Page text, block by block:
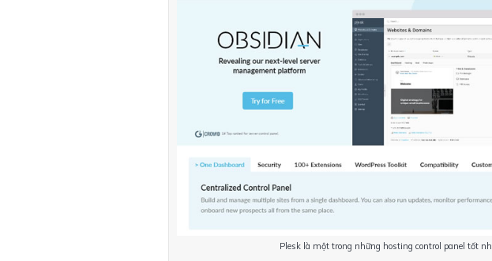
Plesk là một trong những hosting control panel tốt